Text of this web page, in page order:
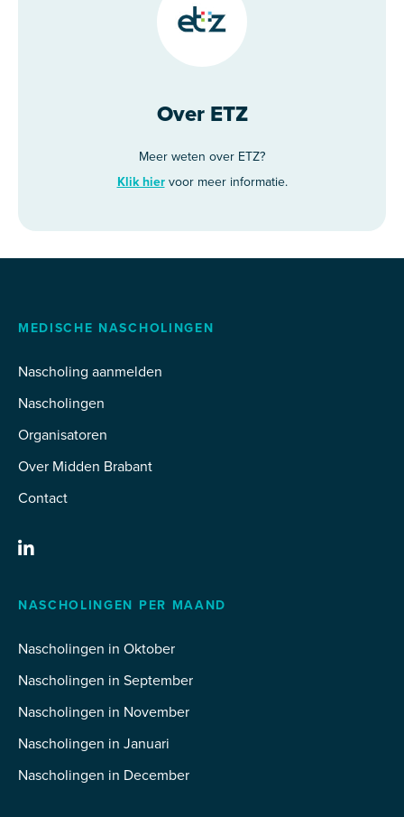
Over ETZ
Meer weten over ETZ?
Klik hiervoor meer informatie.
MEDISCHE NASCHOLINGEN
Nascholing aanmelden
Nascholingen
Organisatoren
Over Midden Brabant
Contact
NASCHOLINGEN PER MAAND
Nascholingen in Oktober
Nascholingen in September
Nascholingen in November
Nascholingen in Januari
Nascholingen in December